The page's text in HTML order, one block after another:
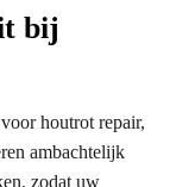
bij
houtrot repair,
ambachtelijk
zodat uw